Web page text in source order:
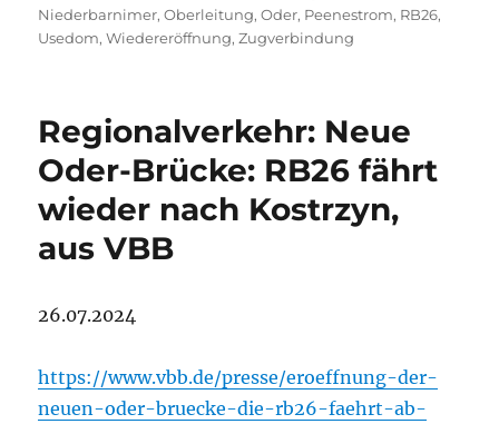
Niederbarnimer,Oberleitung,Oder, Peenestrom, RB26,
Usedom,Wiedereröffnung,Zugverbindung
Regionalverkehr: Neue
Oder-Brücke: RB26 fährt
wieder nach Kostrzyn,
aus VBB
26.07.2024
https://www.vbb.de/presse/eroeffnung-der-
neuen-oder-bruecke-die-rb26-faehrt-ab-